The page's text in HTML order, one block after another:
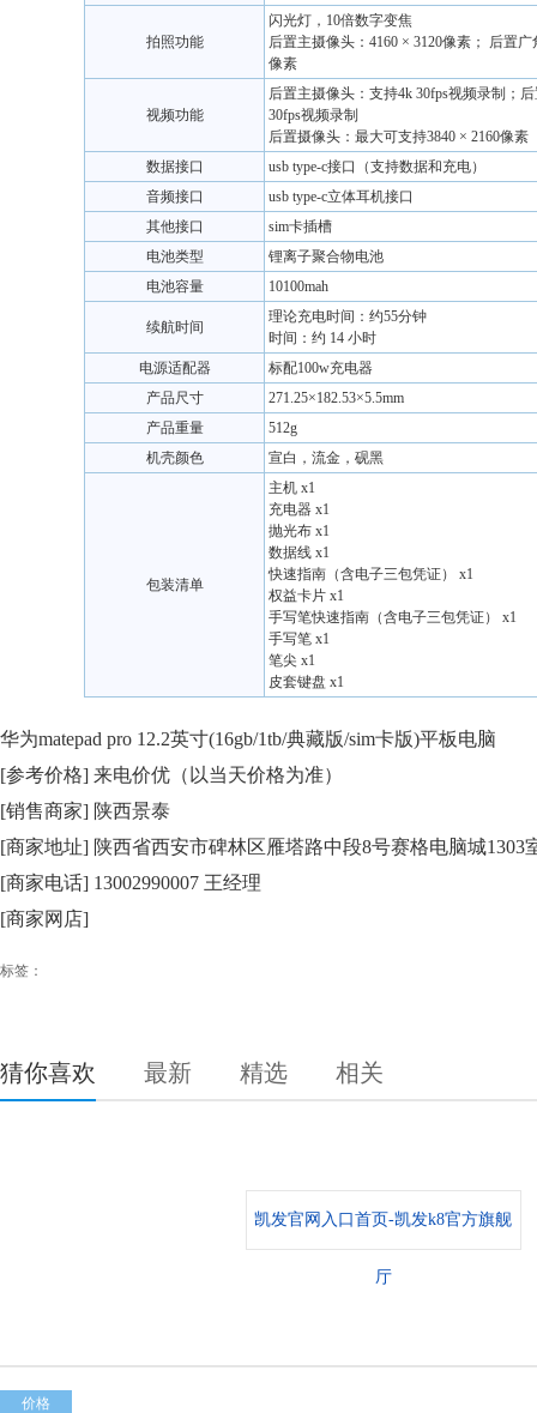
拍照功能
闪光灯，10倍数字变焦
后置主摄像头：4160 × 3120像素； 后置广
像素
视频功能
后置主摄像头：支持4k 30fps视频录制；
30fps视频录制
后置摄像头：最大可支持3840 × 2160像素
数据接口
usb type-c接口（支持数据和充电）
音频接口
usb type-c立体耳机接口
其他接口
sim卡插槽
电池类型
锂离子聚合物电池
电池容量
10100mah
续航时间
理论充电时间：约55分钟
时间：约 14 小时
电源适配器
标配100w充电器
产品尺寸
271.25×182.53×5.5mm
产品重量
512g
机壳颜色
宣白，流金，砚黑
包装清单
主机 x1
充电器 x1
抛光布 x1
数据线 x1
快速指南（含电子三包凭证） x1
权益卡片 x1
手写笔快速指南（含电子三包凭证） x1
手写笔 x1
笔尖 x1
皮套键盘 x1
华为matepad pro 12.2英寸(16gb/1tb/典藏版/sim卡版)平板电脑
[参考价格] 来电价优（以当天价格为准）
[销售商家] 陕西景泰
[商家地址] 陕西省西安市碑林区雁塔路中段8号赛格电脑城1303
[商家电话] 13002990007 王经理
[商家网店]
标签：
猜你喜欢 最新 精选 相关
凯发官网入口首页-凯发k8官方旗舰
厅
价格